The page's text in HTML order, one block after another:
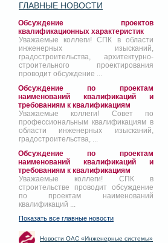
ГЛАВНЫЕ НОВОСТИ
Обсуждение проектов
квалификационных характеристик
Уважаемые коллеги! СПК в области
инженерных изысканий,
градостроительства, архитектурно-
строительного проектирования
проводит обсуждение ...
Обсуждение по проектам
наименований квалификаций и
требованиям к квалификациям
Уважаемые коллеги! Совет по
профессиональным квалификациям в
области инженерных изысканий,
градостроительства, ...
Обсуждение по проектам
наименований квалификаций и
требованиям к квалификациям
Уважаемые коллеги! СПК в
строительстве проводит обсуждение
по проектам наименований
квалификаций ...
Показать все главные новости
Новости ОАС «Инженерные системы»